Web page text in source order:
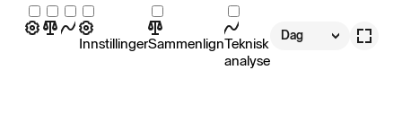
InnstillingerSammenlignTeknisk
analyse
Dag